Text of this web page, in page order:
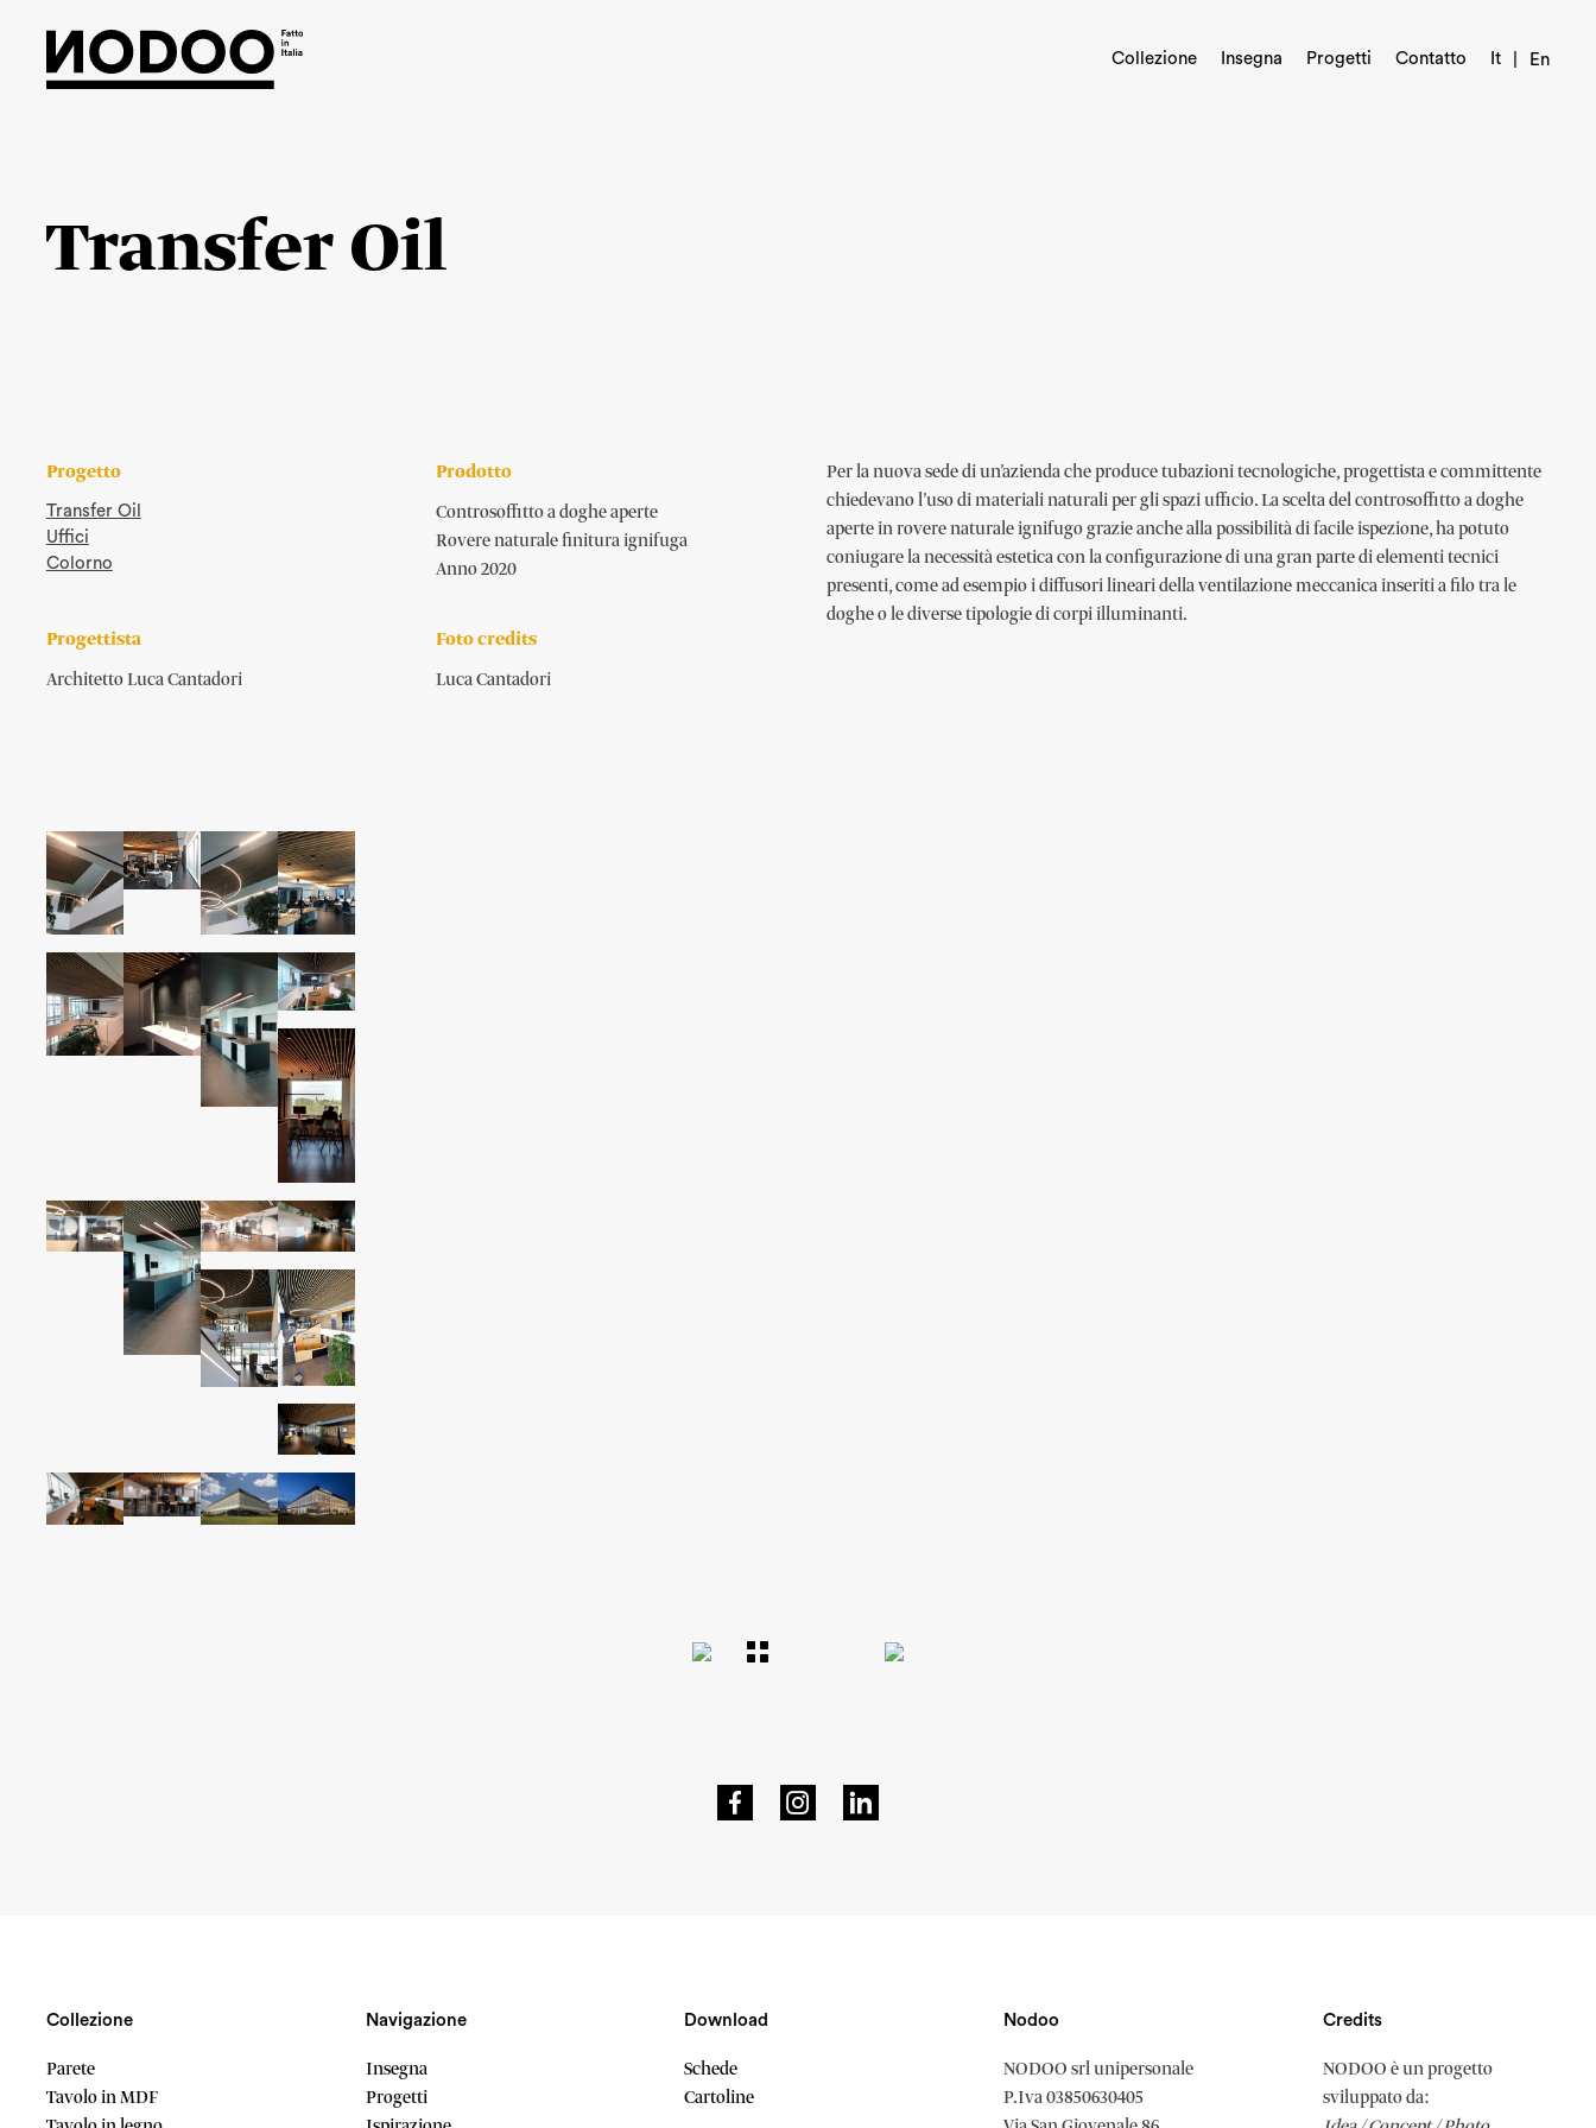
contenuto
Collezione Insegna Progetti Contatto It En
Transfer Oil
Progetto
Transfer Oil
Uffici
Colorno
Progettista
Architetto Luca Cantadori
Prodotto
Controsoffitto a doghe aperte
Rovere naturale finitura ignifuga
Anno 2020
Foto credits
Luca Cantadori
Per la nuova sede di un’azienda che produce tubazioni tecnologiche, progettista e committente
chiedevano l’uso di materiali naturali per gli spazi ufficio. La scelta del controsoffitto a doghe
aperte in rovere naturale ignifugo grazie anche alla possibilità di facile ispezione, ha potuto
coniugare la necessità estetica con la configurazione di una gran parte di elementi tecnici
presenti, come ad esempio i diffusori lineari della ventilazione meccanica inseriti a filo tra le
doghe o le diverse tipologie di corpi illuminanti.
Navigazione
Collezione
Parete
Tavolo in MDF
Navigazione
Insegna
Progetti
Download
Schede
Cartoline
Nodoo
NODOO srl unipersonale
P.Iva 03850630405
Credits
NODOO è un progetto
sviluppato da: